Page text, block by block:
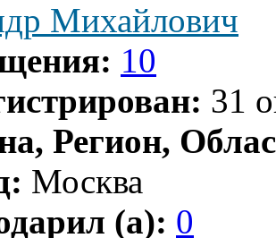
Михайлович
10
31
Регион,
Москва
(а): 0